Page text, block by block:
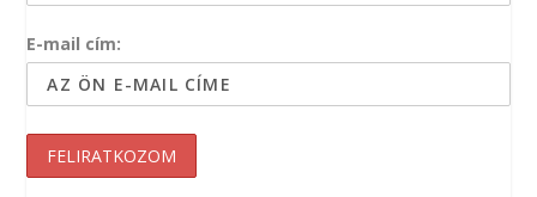
E-mail cím: